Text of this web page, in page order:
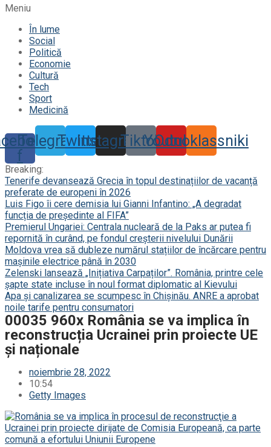
Meniu
În lume
Social
Politică
Economie
Cultură
Tech
Sport
Medicină
f
TelegramTwitter
Instagram
TiktokYoutube
Odnoklassniki
Breaking:
Tenerife devansează Grecia în topul destinațiilor de vacanță
preferate de europeni în 2026
Luis Figo îi cere demisia lui Gianni Infantino: „A degradat
funcția de președinte al FIFA”
Premierul Ungariei: Centrala nucleară de la Paks ar putea fi
repornită în curând, pe fondul creșterii nivelului Dunării
Moldova vrea să dubleze numărul stațiilor de încărcare pentru
mașinile electrice până în 2030
Zelenski lansează „Inițiativa Carpaților”. România, printre cele
șapte state incluse în noul format diplomatic al Kievului
Apa și canalizarea se scumpesc în Chișinău. ANRE a aprobat
noile tarife pentru consumatori
00035 960x România se va implica în
reconstrucția Ucrainei prin proiecte UE
și naționale
noiembrie 28, 2022
10:54
Getty Images